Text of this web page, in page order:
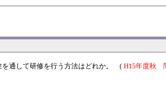
を通して研修を行う方法はどれか。 ( H15年度秋